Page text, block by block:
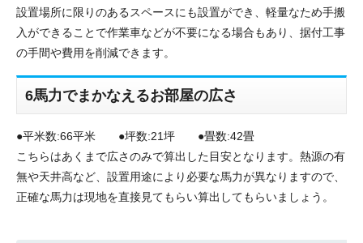
設置場所に限りのあるスペースにも設置ができ、軽量なため手搬
入ができることで作業車などが不要になる場合もあり、据付工事
の手間や費用を削減できます。
6馬力でまかなえるお部屋の広さ
●平米数:66平米 ●坪数:21坪 ●畳数:42畳
こちらはあくまで広さのみで算出した目安となります。熱源の有
無や天井高など、設置用途により必要な馬力が異なりますので、
正確な馬力は現地を直接見てもらい算出してもらいましょう。